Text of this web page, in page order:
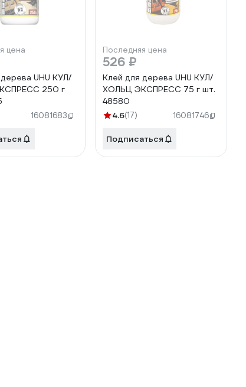
цена
UHU КУЛ/
250 г
16081683
Последняя цена
526 ₽
Клей для дерева UHU КУЛ/
ХОЛЬЦ ЭКСПРЕСС 75 г шт.
48580
4.6(17) 16081746
Подписаться